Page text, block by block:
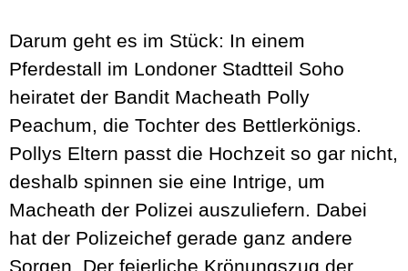
Darum geht es im Stück: In einem
Pferdestall im Londoner Stadtteil Soho
heiratet der Bandit Macheath Polly
Peachum, die Tochter des Bettlerkönigs.
Pollys Eltern passt die Hochzeit so gar nicht,
deshalb spinnen sie eine Intrige, um
Macheath der Polizei auszuliefern. Dabei
hat der Polizeichef gerade ganz andere
Sorgen. Der feierliche Krönungszug der